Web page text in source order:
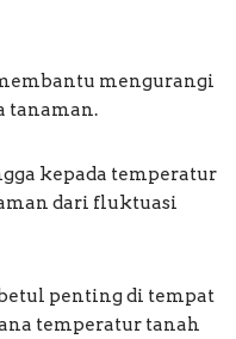
mengurangi
tanaman.
kepada temperatur
dari fluktuasi
penting di tempat
temperatur tanah